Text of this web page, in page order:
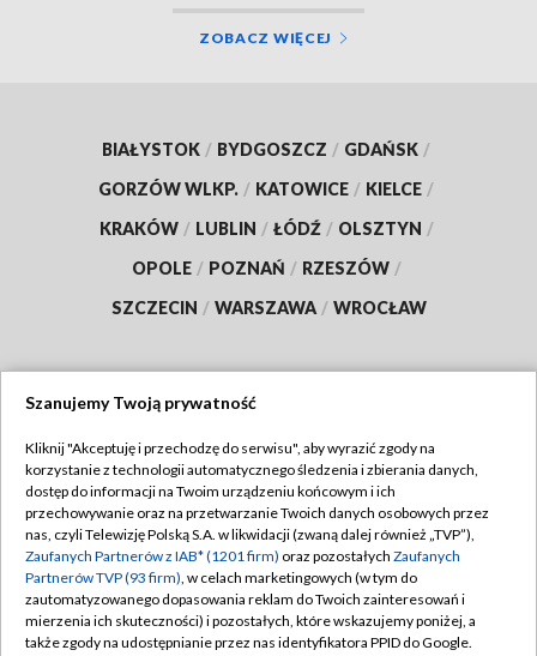
ZOBACZ WIĘCEJ
BIAŁYSTOK / BYDGOSZCZ / GDAŃSK /
GORZÓW WLKP. / KATOWICE / KIELCE /
KRAKÓW / LUBLIN / ŁÓDŹ / OLSZTYN /
OPOLE / POZNAŃ / RZESZÓW /
SZCZECIN / WARSZAWA / WROCŁAW
TVP
Abonament TVP
Emisja w TVP
Centrum informacji TVP
Naziemna Telewizja Cyfrowa
Regulamin TVP
Polityka prywatności
Moje zgody
Pomoc
Szanujemy Twoją prywatność
Kliknij "Akceptuję i przechodzę do serwisu", aby wyrazić zgody na
korzystanie z technologii automatycznego śledzenia i zbierania danych,
dostęp do informacji na Twoim urządzeniu końcowym i ich
przechowywanie oraz na przetwarzanie Twoich danych osobowych przez
nas, czyli Telewizję Polską S.A. w likwidacji (zwaną dalej również „TVP”),
Zaufanych Partnerów z IAB* (1201 firm) oraz pozostałych Zaufanych
Partnerów TVP (93 firm), w celach marketingowych (w tym do
zautomatyzowanego dopasowania reklam do Twoich zainteresowań i
mierzenia ich skuteczności) i pozostałych, które wskazujemy poniżej, a
także zgody na udostępnianie przez nas identyfikatora PPID do Google.